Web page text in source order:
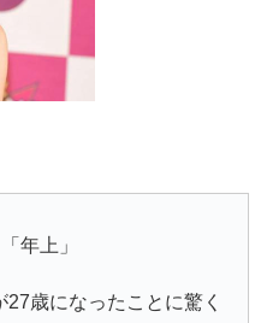
年上」
歳になったことに驚く